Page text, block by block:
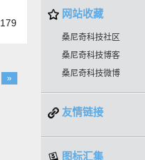
179
»
网站收藏
桑尼奇科技社区
桑尼奇科技博客
桑尼奇科技微博
友情链接
图标汇集